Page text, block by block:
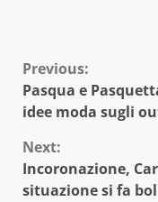
Continue
Reading
Previous:
Pasqua e
idee moda sugli
Next:
Incoronazione,
situazione si fa